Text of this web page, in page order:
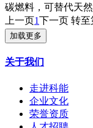
碳燃料，可替代天
上一页1下一页 转至
加载更多
关于我们
走进科能
企业文化
荣誉资质